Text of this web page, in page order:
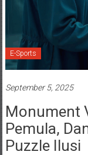
E-Sports
September 5, 2025
Monument
Pemula,
Puzzle Ilusi